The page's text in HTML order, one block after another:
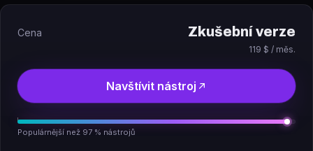
Cena Zkušební verze
119 $ / měs.
Navštívit nástroj
Populárnější než 97 % nástrojů